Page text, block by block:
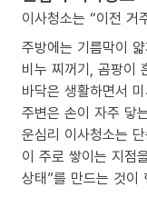
이사청소는 “이전 거
주방에는 기름막이
비누 찌꺼기, 곰팡이
바닥은 생활하면서
주변은 손이 자주 닿
운심리 이사청소는
이 주로 쌓이는 지점
상태”를 만드는 것이